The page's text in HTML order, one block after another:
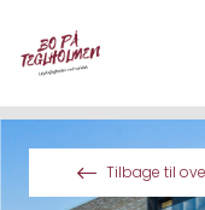
Tilbage til